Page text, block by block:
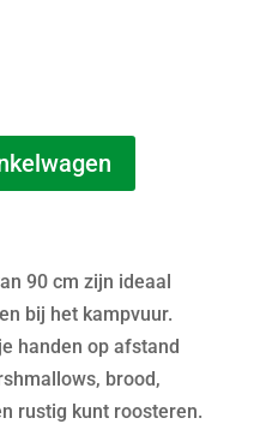
90 cm zijn ideaal
bij het kampvuur.
handen op afstand
brood,
rustig kunt roosteren.